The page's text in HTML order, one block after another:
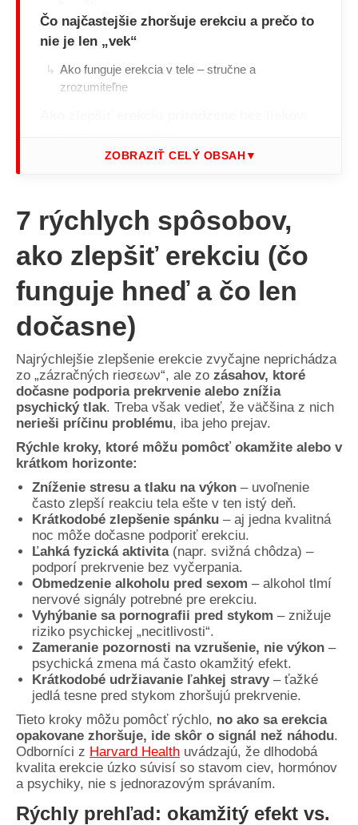
Čo najčastejšie zhoršuje erekciu a prečo to
nie je len „vek“
Ako funguje erekcia v tele – stručne a
zrozumiteľne
Prečo malé, dlhodobé zmeny fungujú lepšie než
Najčastejšie mýty o testosteróne a erekcii
Psychika, stres a tlak na výkon: tichý
sabotér erekcie
Ako rozlíšiť psychickú a fyzickú príčinu
Krátkodobé zlepšenie vs. dlhodobé
riešenie: čo od erekcie reálne očakávať
Kedy riešiť erekciu odborne a nečakať, že
sa to „samo upraví“
Najčastejšie otázky/FAQ
Je normálne, že erekcia občas zlyhá?
Ako zlepšiť erekciu bez liekov – čo má najväčší
efekt?
Za ako dlho sa dá čakať zlepšenie erekcie po
zmenách?
Môže stres sám o sebe spôsobiť problémy s
erekciou?
Je slabšia erekcia vždy nízky testosterón?
Fungujú „testosterón boostre“ a doplnky na
erekciu?
Je erektilná dysfunkcia signál srdca alebo ciev?
Kedy je lepšie riešiť erekciu s lekárom?
Odborné zdroje a vedecké štúdie
ZOBRAZIŤ CELÝ OBSAH ▼
7 rýchlych spôsobov,
ako zlepšiť erekciu (čo
funguje hneď a čo len
dočasne)
Najrýchlejšie zlepšenie erekcie zvyčajne neprichádza
zo „zázračných rieσεων“, ale zo zásahov, ktoré
dočasne podporia prekrvenie alebo znížia
psychický tlak. Treba však vedieť, že väčšina z nich
nerieši príčinu problému, iba jeho prejav.
Rýchle kroky, ktoré môžu pomôcť okamžite alebo v
krátkom horizonte:
Zníženie stresu a tlaku na výkon – uvoľnenie
často zlepší reakciu tela ešte v ten istý deň.
Krátkodobé zlepšenie spánku – aj jedna kvalitná
noc môže dočasne podporiť erekciu.
Ľahká fyzická aktivita(napr. svižná chôdza) –
podporí prekrvenie bez vyčerpania.
Obmedzenie alkoholu pred sexom – alkohol tlmí
nervové signály potrebné pre erekciu.
Vyhýbanie sa pornografii pred stykom – znižuje
riziko psychickej „necitlivosti“.
Zameranie pozornosti na vzrušenie, nie výkon –
psychická zmena má často okamžitý efekt.
Krátkodobé udržiavanie ľahkej stravy– ťažké
jedlá tesne pred stykom zhoršujú prekrvenie.
Tieto kroky môžu pomôcť rýchlo, no ako sa erekcia
opakovane zhoršuje, ide skôr o signál než náhodu.
Odborníci z Harvard Health uvádzajú, že dlhodobá
kvalita erekcie úzko súvisí so stavom ciev, hormónov
a psychiky, nie s jednorazovým správaním.
Rýchly prehľad: okamžitý efekt vs.